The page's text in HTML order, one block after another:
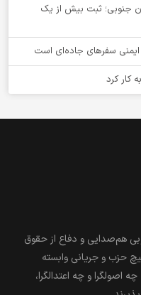
جنوبی؛ ثبت بیش از یک
سفرهای جاده‌ای است
کار کرد
هم‌صدایی و دفاع از حقوق
حزب و جریانی وابسته
و چه اعتدالگرا،